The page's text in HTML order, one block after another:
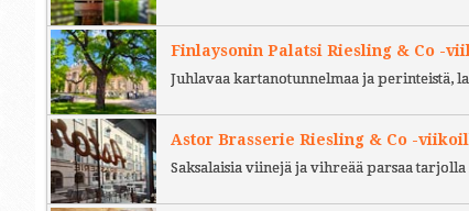
Finlaysonin Palatsi Riesling & Co -
Juhlavaa kartanotunnelmaa ja perinteistä,
Astor Brasserie Riesling & Co -
Saksalaisia viinejä ja vihreää parsaa